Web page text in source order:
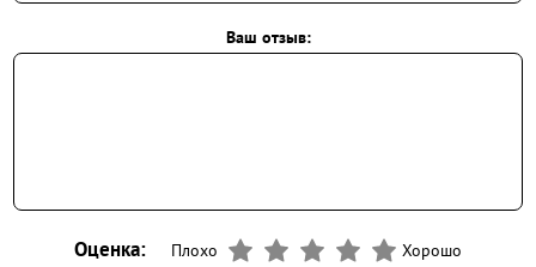
Ваш отзыв:
Оценка: Плохо Хорошо